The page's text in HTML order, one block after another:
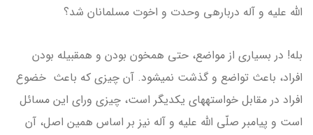
الله علیه و آله درباره­ی وحدت و اخوت مسلمانان شد؟
بله! در بسیاری از مواضع، حتی هم­خون بودن و هم­قبیله بودن
افراد، باعث تواضع و گذشت نمی­شود. آن چیزی که باعث خضوع
افراد در مقابل خواسته­های یکدیگر است، چیزی ورای این مسائل
است و پیامبر صلّی الله علیه و آله نیز بر اساس همین اصل، آن